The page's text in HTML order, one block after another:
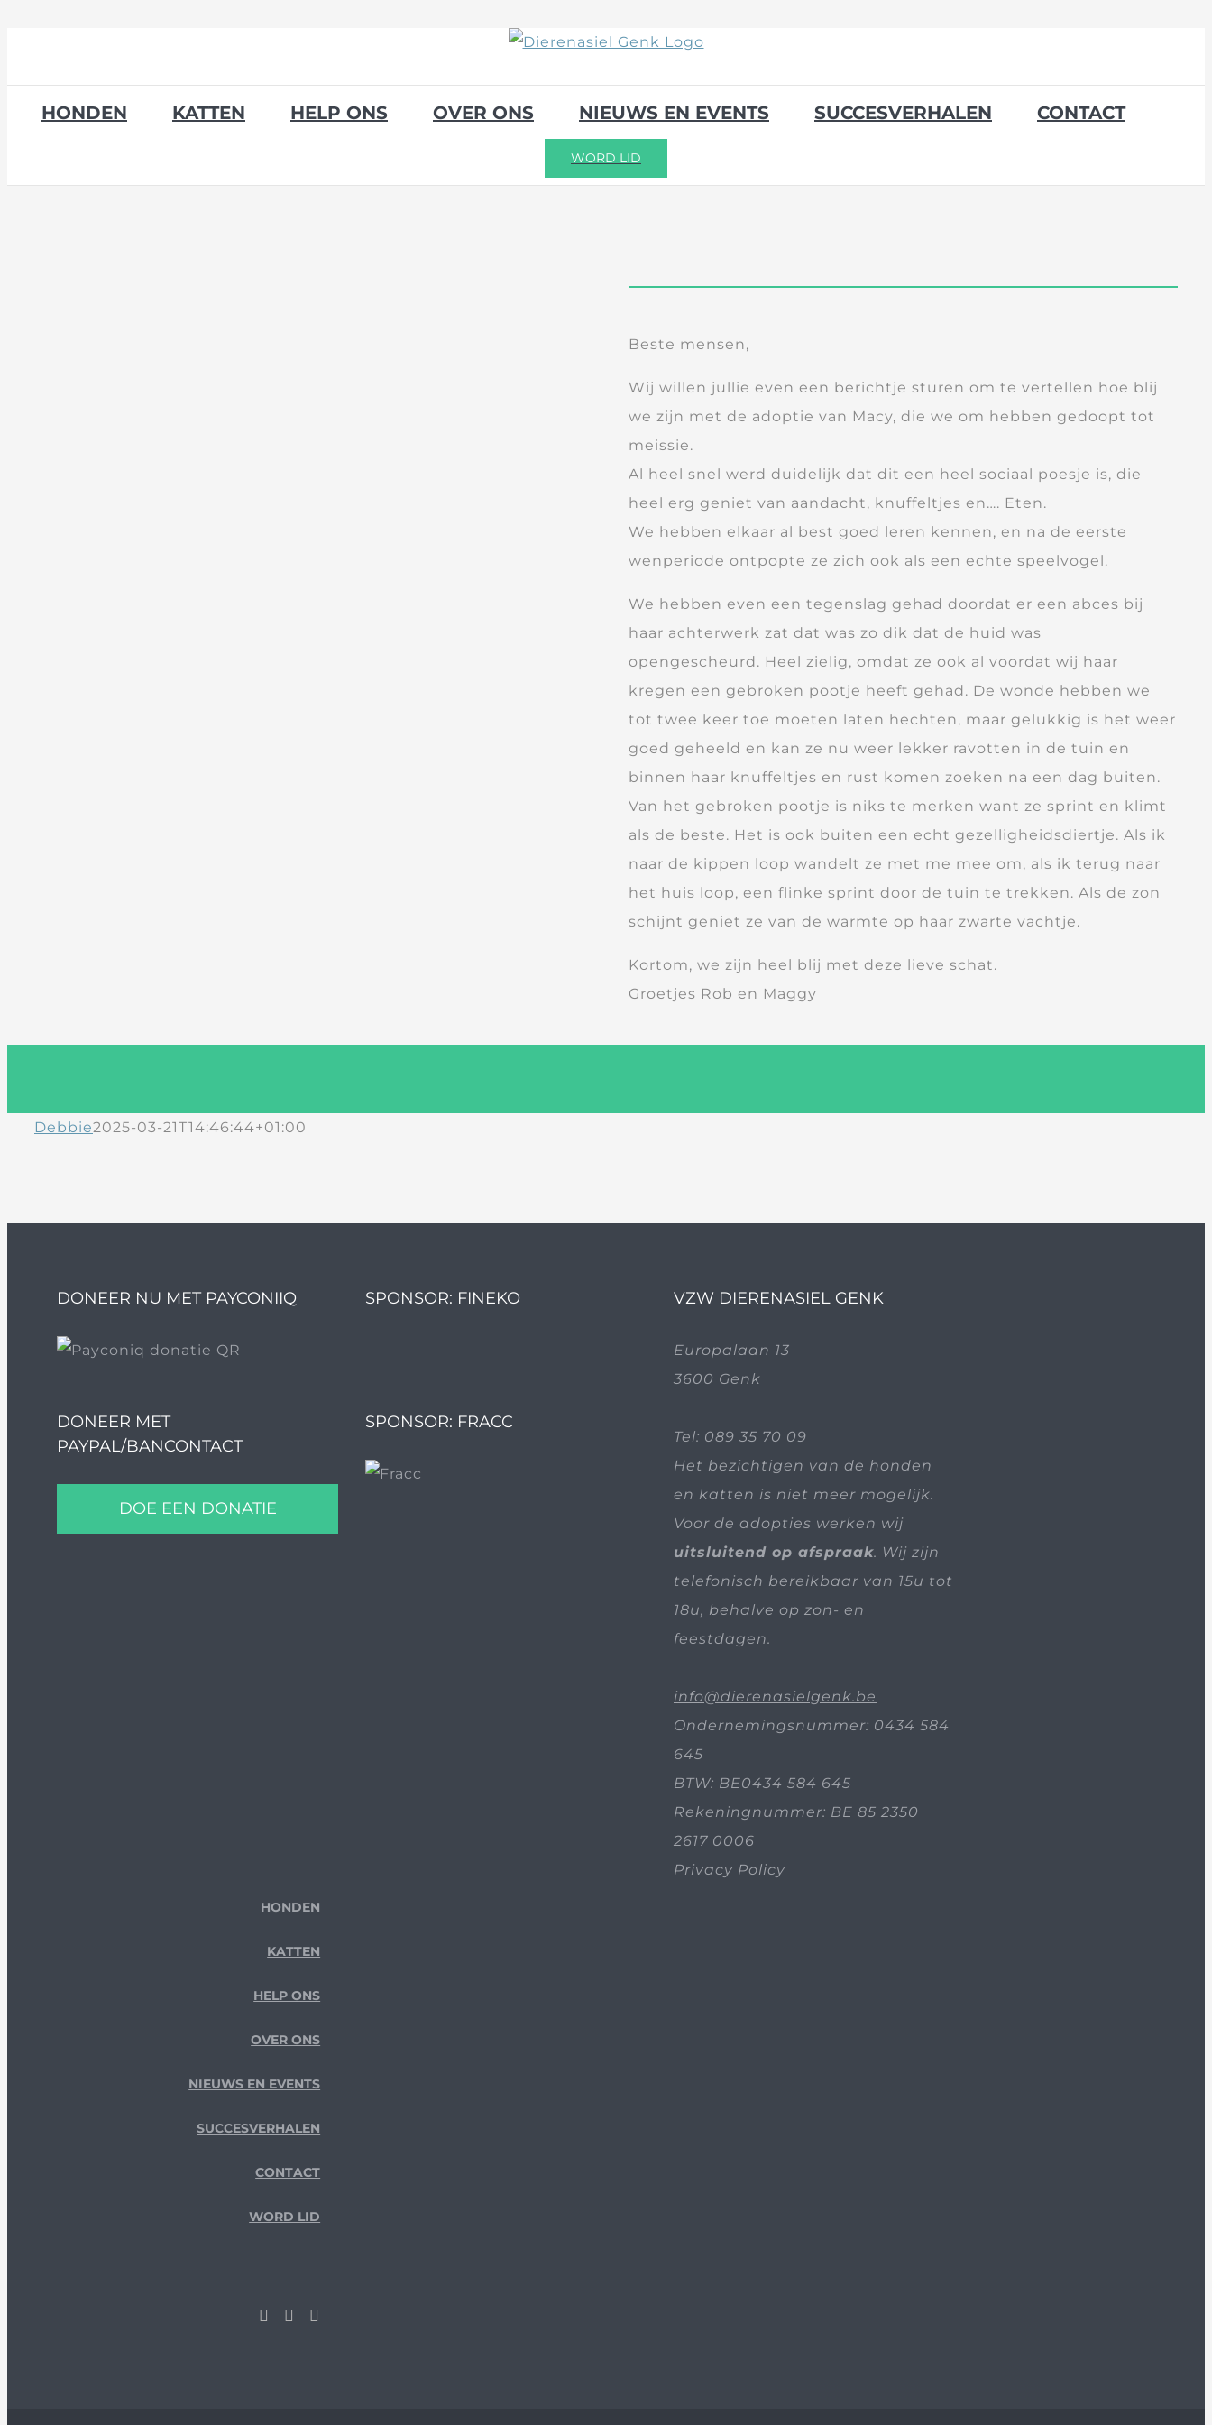
HONDEN KATTEN HELP ONS OVER ONS NIEUWS EN EVENTS SUCCESVERHALEN CONTACT
WORD LID
Beste mensen,
Wij willen jullie even een berichtje sturen om te vertellen hoe blij
we zijn met de adoptie van Macy, die we om hebben gedoopt tot
meissie.
Al heel snel werd duidelijk dat dit een heel sociaal poesje is, die
heel erg geniet van aandacht, knuffeltjes en…. Eten.
We hebben elkaar al best goed leren kennen, en na de eerste
wenperiode ontpopte ze zich ook als een echte speelvogel.
We hebben even een tegenslag gehad doordat er een abces bij
haar achterwerk zat dat was zo dik dat de huid was
opengescheurd. Heel zielig, omdat ze ook al voordat wij haar
kregen een gebroken pootje heeft gehad. De wonde hebben we
tot twee keer toe moeten laten hechten, maar gelukkig is het weer
goed geheeld en kan ze nu weer lekker ravotten in de tuin en
binnen haar knuffeltjes en rust komen zoeken na een dag buiten.
Van het gebroken pootje is niks te merken want ze sprint en klimt
als de beste. Het is ook buiten een echt gezelligheidsdiertje. Als ik
naar de kippen loop wandelt ze met me mee om, als ik terug naar
het huis loop, een flinke sprint door de tuin te trekken. Als de zon
schijnt geniet ze van de warmte op haar zwarte vachtje.
Kortom, we zijn heel blij met deze lieve schat.
Groetjes Rob en Maggy
Debbie2025-03-21T14:46:44+01:00
DONEER NU MET PAYCONIIQ
DONEER MET
PAYPAL/BANCONTACT
DOE EEN DONATIE
SPONSOR: FINEKO
SPONSOR: FRACC
VZW DIERENASIEL GENK
Europalaan 13
3600 Genk
Tel: 089 35 70 09
Het bezichtigen van de honden
en katten is niet meer mogelijk.
Voor de adopties werken wij
uitsluitend op afspraak. Wij zijn
telefonisch bereikbaar van 15u tot
18u, behalve op zon- en
feestdagen.
info@dierenasielgenk.be
Ondernemingsnummer: 0434 584
645
BTW: BE0434 584 645
Rekeningnummer: BE 85 2350
2617 0006
Privacy Policy
HONDEN
KATTEN
HELP ONS
OVER ONS
NIEUWS EN EVENTS
SUCCESVERHALEN
CONTACT
WORD LID